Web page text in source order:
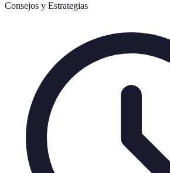
Consejos y Estrategias